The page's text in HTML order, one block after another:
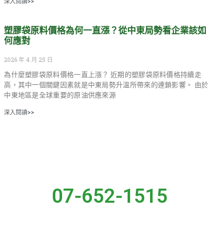
深入閱讀>>
塑膠袋原料價格為何一直漲？從中東局勢看企業該如
何應對
2026 年 4 月 25 日
為什麼塑膠袋原料價格一直上漲？ 近期的塑膠袋原料價格持續走
高，其中一個關鍵因素就是中東局勢升溫所帶來的連鎖影響。 由於
中東地區是全球重要的原油供應來源
深入閱讀>>
07-652-1515